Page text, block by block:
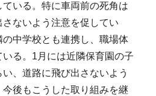
いる。特に車両前の死角は
ないよう注意を促してい
中学校とも連携し、職場体
る。1月には近隣保育園の子
、道路に飛び出さないよう
後もこうした取り組みを継